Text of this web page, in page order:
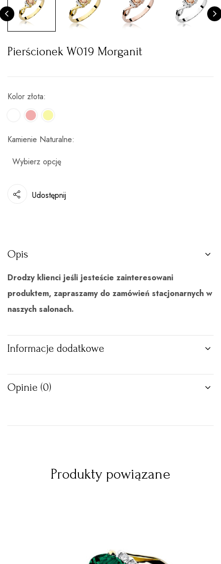
Pierścionek W019 Morganit
Kolor złota
Kamienie Naturalne
Udostępnij
Opis
Drodzy klienci jeśli jesteście zainteresowani
produktem, zapraszamy do zamówień stacjonarnych w
naszych salonach.
Informacje dodatkowe
Opinie (0)
Produkty powiązane